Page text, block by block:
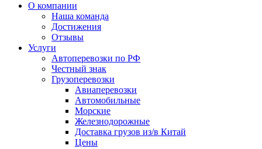
О компании
Наша команда
Достижения
Отзывы
Услуги
Автоперевозки по РФ
Честный знак
Грузоперевозки
Авиаперевозки
Автомобильные
Морские
Железнодорожные
Доставка грузов из/в Китай
Цены